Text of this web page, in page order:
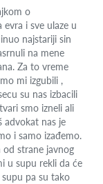
o
i sve ulaze u
najstariji sin
na mene
Za to vreme
mi izgubili ,
su nas izbacili
smo izneli ali
advokat nas je
i samo izađemo.
od strane javnog
u supu rekli da će
pa su tako